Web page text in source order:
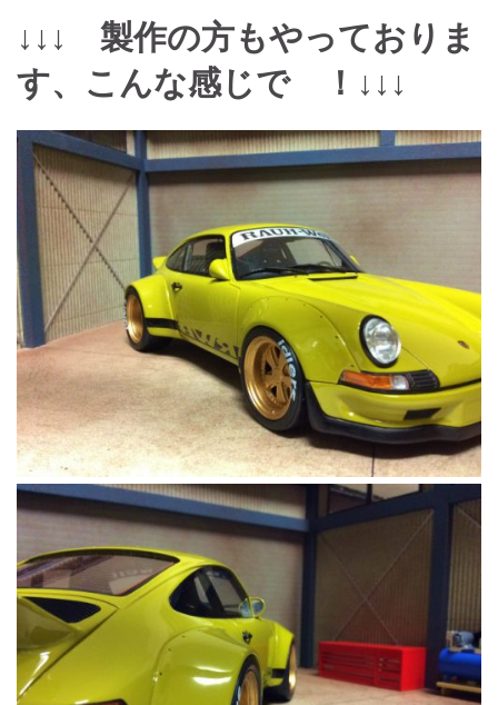
↓↓↓ 製作の方もやっておりま
す、こんな感じで ！↓↓↓